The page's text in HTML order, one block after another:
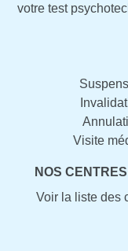
votre test
Visite
NOS
Voir la liste des